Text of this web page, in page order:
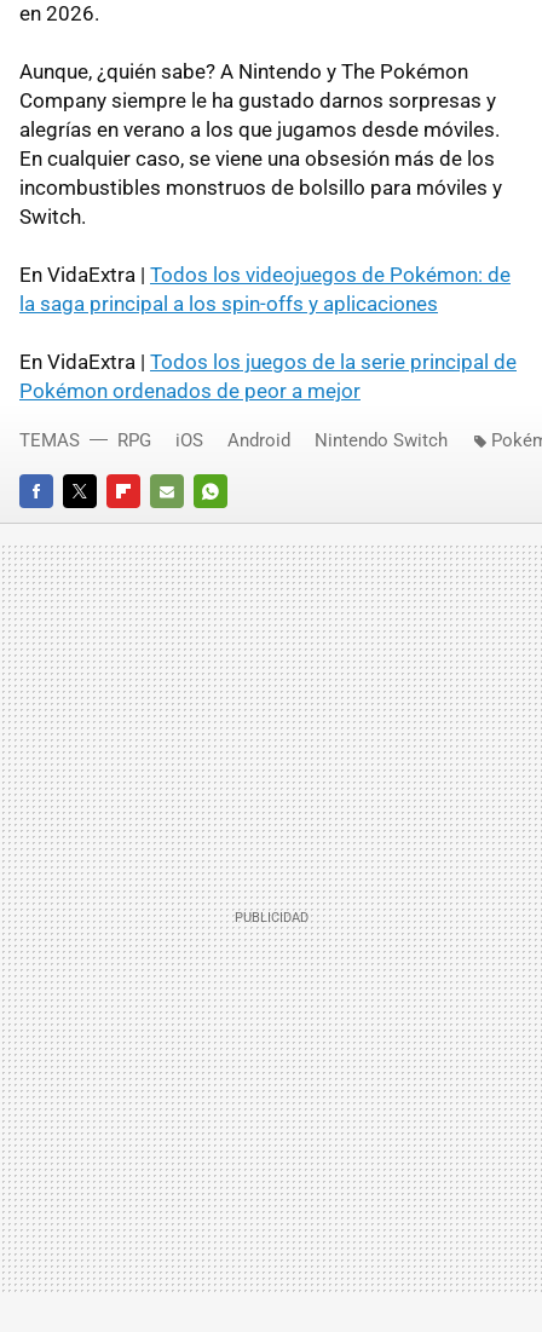
en 2026.
Aunque, ¿quién sabe? A Nintendo y The Pokémon
Company siempre le ha gustado darnos sorpresas y
alegrías en verano a los que jugamos desde móviles.
En cualquier caso, se viene una obsesión más de los
incombustibles monstruos de bolsillo para móviles y
Switch.
En VidaExtra | Todos los videojuegos de Pokémon: de
la saga principal a los spin-offs y aplicaciones
En VidaExtra | Todos los juegos de la serie principal de
Pokémon ordenados de peor a mejor
FACEBOOKTWITTERFLIPBOARD
E-
MAIL
WHATSAPP
TEMAS RPG iOS Android Nintendo Switch